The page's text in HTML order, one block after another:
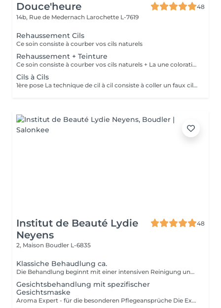
Douce'heure
48
14b, Rue de Medernach Larochette L-7619
Rehaussement Cils
Ce soin consiste à courber vos cils naturels
Rehaussement + Teinture
Ce soin consiste à courber vos cils naturels + La une coloration des cils
Cils à Cils
1ère pose La technique de cil à cil consiste à coller un faux cil sur chacun de vos cils naturels. De cette façon, il est possible d'agir sur leur longueur, leur courbure, et de leur épaisseur.
Institut de Beauté Lydie
Neyens
48
2, Maison Boudler L-6835
Klassiche Behaudlung ca.
Die Behandlung beginnt mit einer intensiven Reinigung und einem Gesichtswasser das Ihre Haut neutralisiert und beruhigt. Make-Up und Umwelteinflüsse werden sanft entfernt. Bei der anschließenden Behandlung werden ausschließlich auf die Bedürfnisse Ihrer Haut abgestimmte Produkte verwendet. Mit einem Peeling werden die oberste Zelllagen der Haut abgetragen und die Poren werden geöffnet. Unreinheiten der Haut werden professionell und sanft entfernt. Nach der Tiefenausreinigung freut sich die Haut auf eine entspannende Massage bei der Sie die Augen schließen dürfen und einfach nur genießen können. Eine wirkstoffreiche Maske rundet alles ab. Mit einer Pflegenden Creme wird die Behandlung abgeschlossen und Sie können entspannt in Ihren weiteren Tag starten. Diese Behandlung ist für alle Hauttypen geeignet.
Gesichtsbehandlung mit spezifischer
Gesichtsmaske
Aroma Expert - für die besonderen Pflegeansprüche Die Expert-Behandlungen sind die exklusivsten Decleor Behandlungen für höchste Pflegeansprüche. Neben den Ihrem Hauttyp entsprechenden Aromessencen und Baumes werden die konzentrierten Spezialmasken, die kurz vor dem Auftragen verrührt werden, in das Behandlungsritual integriert. - Maske Hydra Force für feuchtigkeitsarme Haut - Maske Aroma Lisse für sehr müde Haut - Maske Mate and Pure für Misch- und ölige Haut - Maske Harmonie Douceur Expert für empfindliche Haut Elemente der Aroma Expert Behandlung: Reinigungsritual (Reinigung, Intensivreinigung, mildes Peeling), Tiefenausreinigung und Massage für Gesicht, Hals und Dekolleté,Tagespflege. Diese Behandlung ist für alle Hauttypen geeignet.